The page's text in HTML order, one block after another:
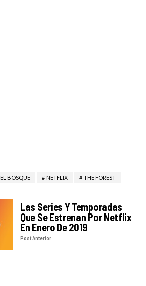
EL BOSQUE NETFLIX THE FOREST
Las Series Y Temporadas
Que Se Estrenan Por Netflix
En Enero De 2019
Post Anterior